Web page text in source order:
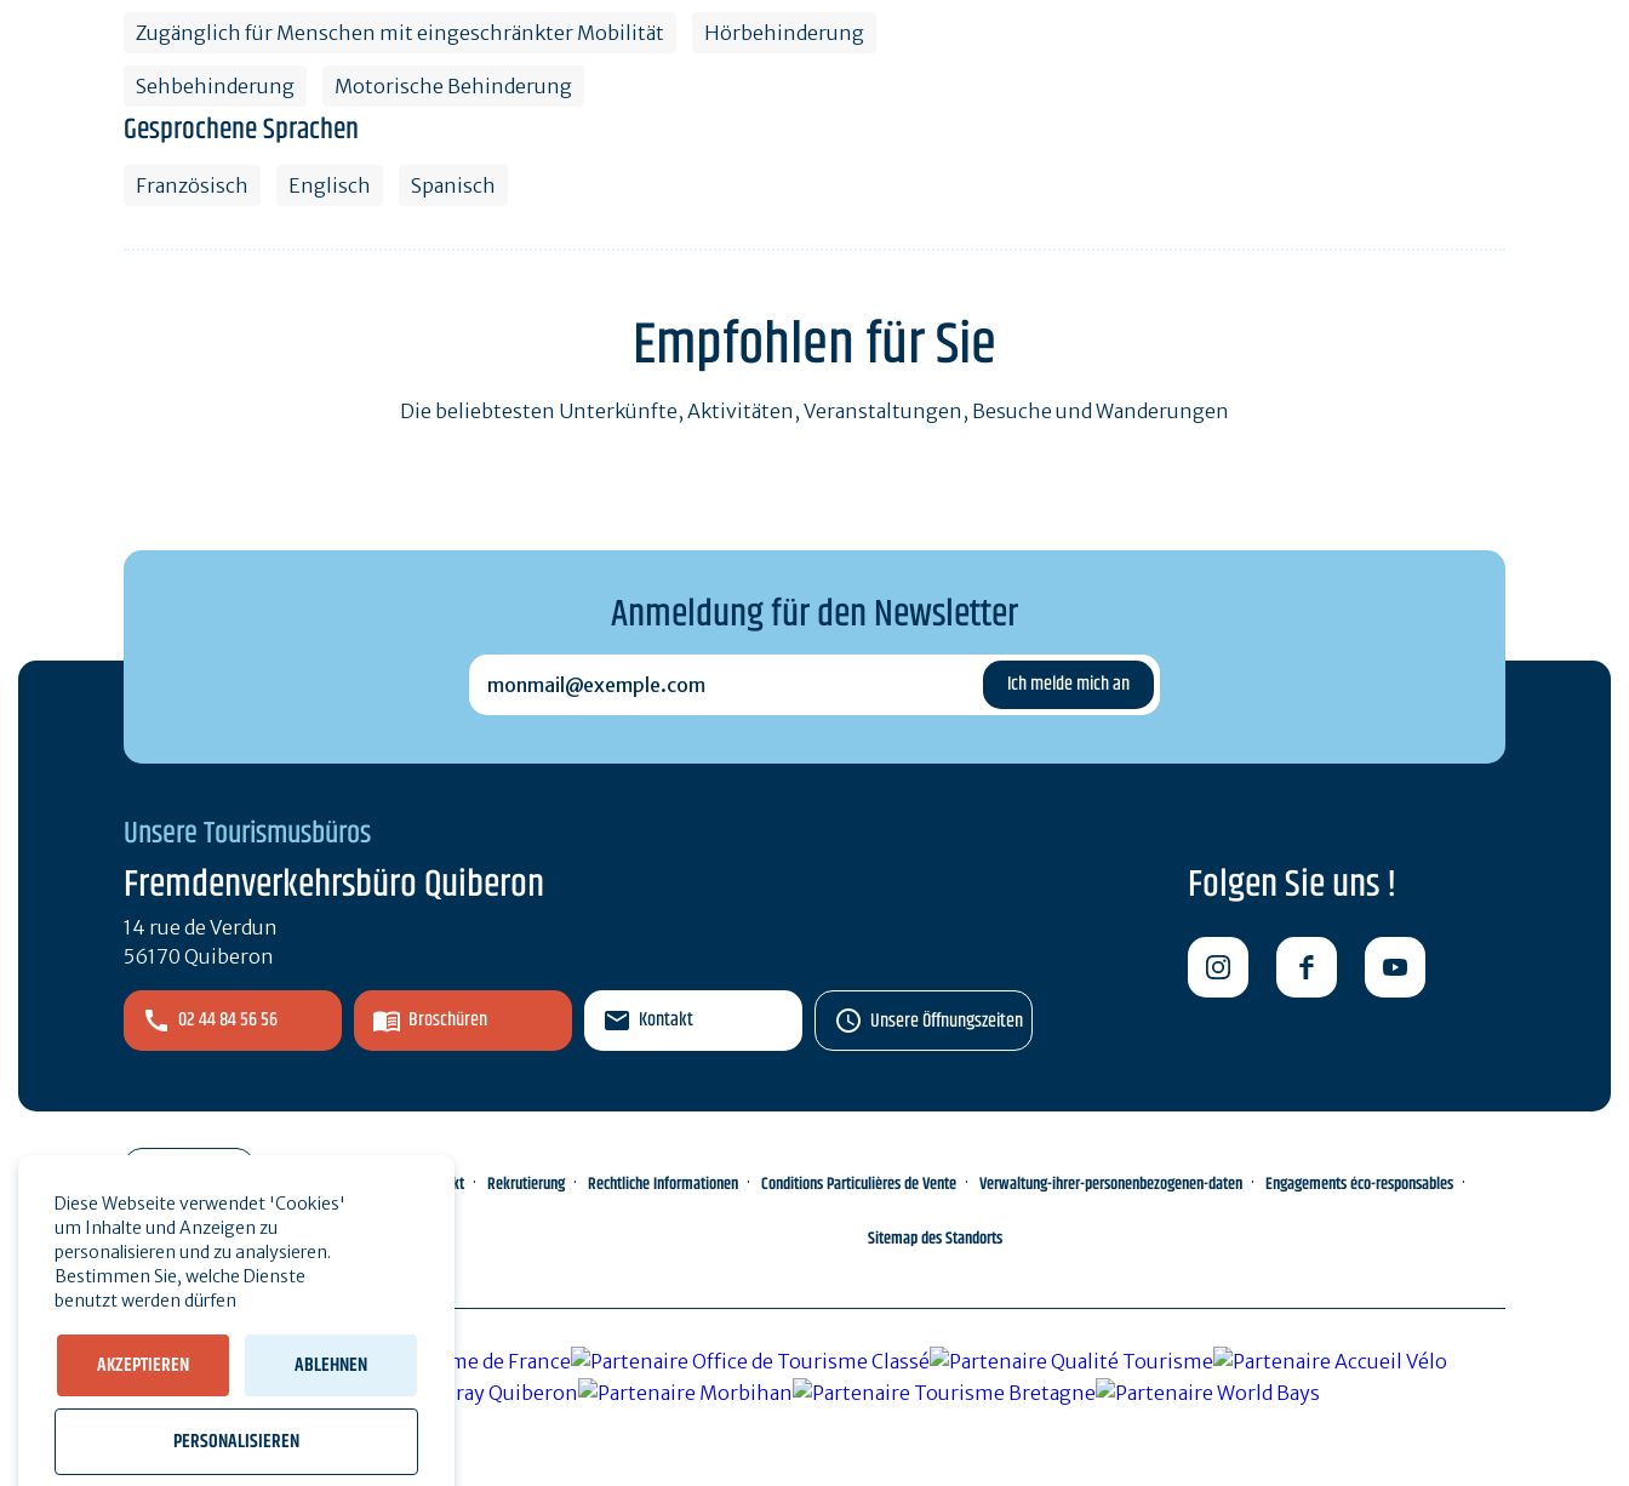
Zugänglich für Menschen mit eingeschränkter Mobilität Hörbehinderung
Sehbehinderung Motorische Behinderung
Gesprochene Sprachen
Französisch Englisch Spanisch
Empfohlen für Sie
Die beliebtesten Unterkünfte, Aktivitäten, Veranstaltungen, Besuche und Wanderungen
Anmeldung für den Newsletter
monmail@exemple.com
Unsere Tourismusbüros
Fremdenverkehrsbüro Quiberon
14 rue de Verdun
56170 Quiberon
02 44 84 56 56 Broschüren Kontakt Unsere Öffnungszeiten
Folgen Sie uns !
Presse
Kontakt Rekrutierung Rechtliche Informationen Conditions Particulières de Vente Verwaltung-ihrer-personenbezogenen-daten Engagements éco-responsables
Sitemap des Standorts
Diese Webseite verwendet 'Cookies'
um Inhalte und Anzeigen zu
personalisieren und zu analysieren.
Bestimmen Sie, welche Dienste
benutzt werden dürfen
AKZEPTIEREN ABLEHNEN
PERSONALISIEREN